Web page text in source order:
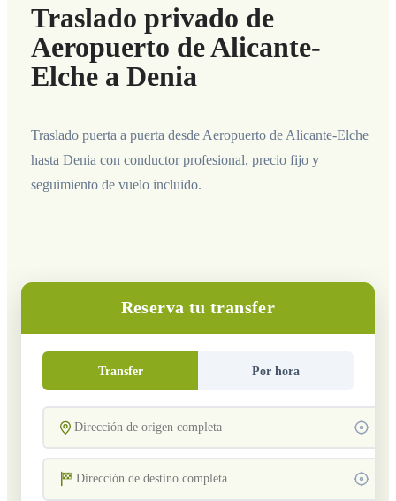
Traslado privado de
Aeropuerto de Alicante-
Elche a Denia
Traslado puerta a puerta desde Aeropuerto de Alicante-Elche
hasta Denia con conductor profesional, precio fijo y
seguimiento de vuelo incluido.
Reserva tu transfer
Transfer Por hora